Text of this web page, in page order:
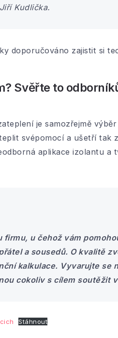
Kudlička.
doporučováno zajistit si
Svěřte to
je samozřejmě
svépomocí a ušetří tak
aplikace izolantu a
firmu, u čehož vám
a sousedů. O kvalitě
kalkulace. Vyvarujte se
cokoliv s cílem soutěžit
Stáhnout